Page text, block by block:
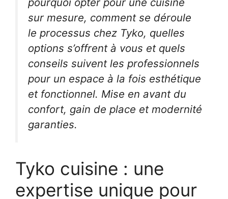
sur mesure, comment se déroule
le processus chez Tyko, quelles
options s’offrent à vous et quels
conseils suivent les professionnels
pour un espace à la fois esthétique
et fonctionnel. Mise en avant du
confort, gain de place et modernité
garanties.
Tyko cuisine : une
expertise unique pour